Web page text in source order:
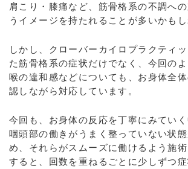
肩こり・膝痛など、筋骨格系の不調へ
うイメージを持たれることが多いかもし
しかし、クローバーカイロプラクティ
た筋骨格系の症状だけでなく、今回の
喉の違和感などについても、お身体全
認しながら対応しています。
今回も、お身体の反応を丁寧にみてい
咽頭部の働きがうまく整っていない状
め、それらがスムーズに働けるよう施術
すると、回数を重ねるごとに少しずつ症